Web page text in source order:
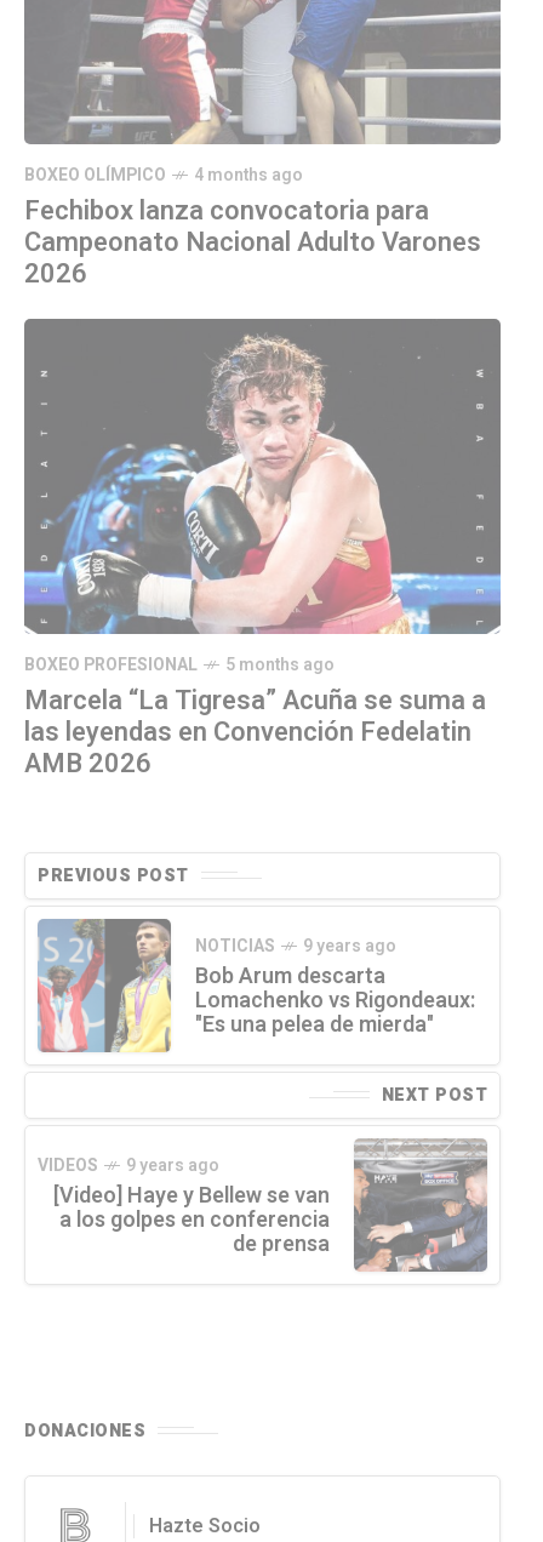
BOXEO OLÍMPICO 4 months ago
Fechibox lanza convocatoria para
Campeonato Nacional Adulto Varones
2026
BOXEO PROFESIONAL 5 months ago
Marcela “La Tigresa” Acuña se suma a
las leyendas en Convención Fedelatin
AMB 2026
PREVIOUS POST
NOTICIAS 9 years ago
Bob Arum descarta
Lomachenko vs Rigondeaux:
"Es una pelea de mierda"
NEXT POST
VIDEOS 9 years ago
[Video] Haye y Bellew se van
a los golpes en conferencia
de prensa
DONACIONES
Hazte Socio